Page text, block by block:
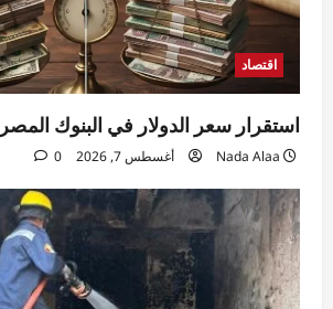
اقتصاد
استقرار سعر الدولار في البنوك
Nada Alaa أغسطس 7, 2026 0